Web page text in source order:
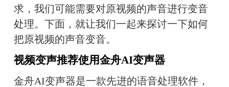
求，我们可能需要对原视频的声音进行变音
处理。下面，就让我们一起来探讨一下如何
把原视频的声音变音。
视频变声推荐使用金舟AI变声器
金舟AI变声器是一款先进的语音处理软件，